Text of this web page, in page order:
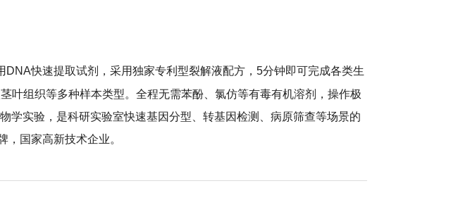
DNA快速提取试剂，采用独家专利型裂解液配方，5分钟即可完成各类生
叶组织等多种样本类型。全程无需苯酚、氯仿等有毒有机溶剂，操作极
实验，是科研实验室快速基因分型、转基因检测、病原筛查等场景的
国家高新技术企业。